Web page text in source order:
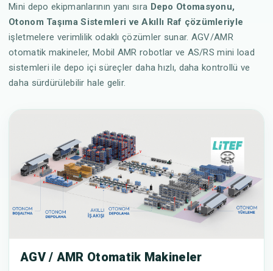
Mini depo ekipmanlarının yanı sıra Depo Otomasyonu,
Otonom Taşıma Sistemleri ve Akıllı Raf çözümleriyle
işletmelere verimlilik odaklı çözümler sunar. AGV/AMR
otomatik makineler, Mobil AMR robotlar ve AS/RS mini load
sistemleri ile depo içi süreçler daha hızlı, daha kontrollü ve
daha sürdürülebilir hale gelir.
AGV / AMR Otomatik Makineler